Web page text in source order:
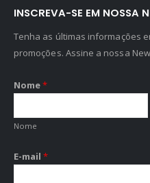
INSCREVA-SE EM NOSSA
Tenha as últimas informações
promoções. Assine a nossa
Nome*
Nome
E-mail*